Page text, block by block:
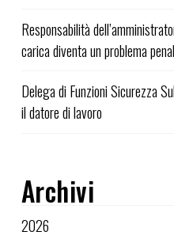
Responsabilità
carica diventa un problema
Delega di Funzioni Sicurezza
il datore di lavoro
Archivi
2026